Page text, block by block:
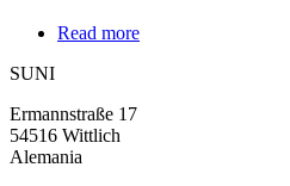
Read more
SUNI
Ermannstraße 17
54516 Wittlich
Alemania